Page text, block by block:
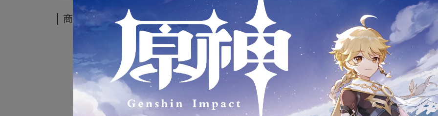
商品介紹
TAKARA TOMY 精靈寶可夢 神奇
MONCOLLE 超級超夢X 盒裝
全新未拆封